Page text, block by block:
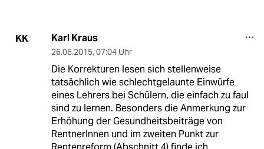
KK Karl Kraus
26.06.2015, 07:04 Uhr
Die Korrekturen lesen sich stellenweise
tatsächlich wie schlechtgelaunte Einwürfe
eines Lehrers bei Schülern, die einfach zu faul
sind zu lernen. Besonders die Anmerkung zur
Erhöhung der Gesundheitsbeiträge von
RentnerInnen und im zweiten Punkt zur